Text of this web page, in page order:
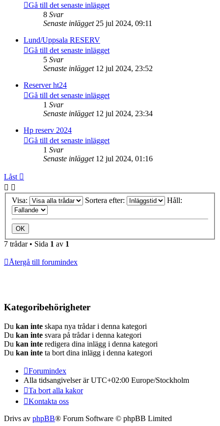
Gå till det senaste inlägget
8 Svar
Senaste inlägget 25 jul 2024, 09:11
Lund/Uppsala RESERV
Gå till det senaste inlägget
5 Svar
Senaste inlägget 12 jul 2024, 23:52
Reserver ht24
Gå till det senaste inlägget
1 Svar
Senaste inlägget 12 jul 2024, 23:34
Hp reserv 2024
Gå till det senaste inlägget
1 Svar
Senaste inlägget 12 jul 2024, 01:16
Låst
Visa: Sortera efter: Håll:
7 trådar • Sida 1 av 1
Återgå till forumindex
Kategoribehörigheter
Du kan inte skapa nya trådar i denna kategori
Du kan inte svara på trådar i denna kategori
Du kan inte redigera dina inlägg i denna kategori
Du kan inte ta bort dina inlägg i denna kategori
Forumindex
Alla tidsangivelser är UTC+02:00 Europe/Stockholm
Ta bort alla kakor
Kontakta oss
Drivs av phpBB® Forum Software © phpBB Limited